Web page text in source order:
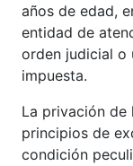
años de edad,
entidad de
orden judicial o
impuesta.
La privación de
principios de
condición